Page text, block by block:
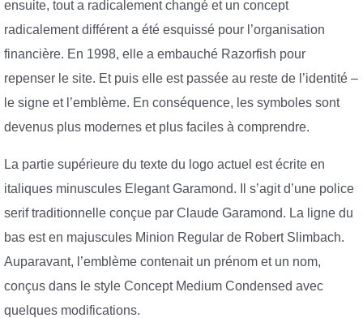
ensuite, tout a radicalement changé et un concept
radicalement différent a été esquissé pour l’organisation
financière. En 1998, elle a embauché Razorfish pour
repenser le site. Et puis elle est passée au reste de l’identité –
le signe et l’emblème. En conséquence, les symboles sont
devenus plus modernes et plus faciles à comprendre.
La partie supérieure du texte du logo actuel est écrite en
italiques minuscules Elegant Garamond. Il s’agit d’une police
serif traditionnelle conçue par Claude Garamond. La ligne du
bas est en majuscules Minion Regular de Robert Slimbach.
Auparavant, l’emblème contenait un prénom et un nom,
conçus dans le style Concept Medium Condensed avec
quelques modifications.